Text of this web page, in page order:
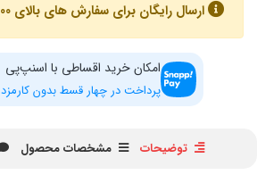
ارسال رایگان برای سفارش های بالای 500 هزار تومان
امکان خرید اقساطی با اسنپ‌پی
پرداخت در چهار قسط بدون کارمزد
توضیحات مشخصات محصول